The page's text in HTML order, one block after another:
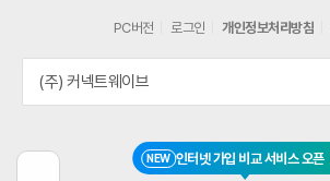
NEW 인터넷 가입 비교 서비스 오픈
PC버전 로그인 개인정보처리방침
(주) 커넥트웨이브